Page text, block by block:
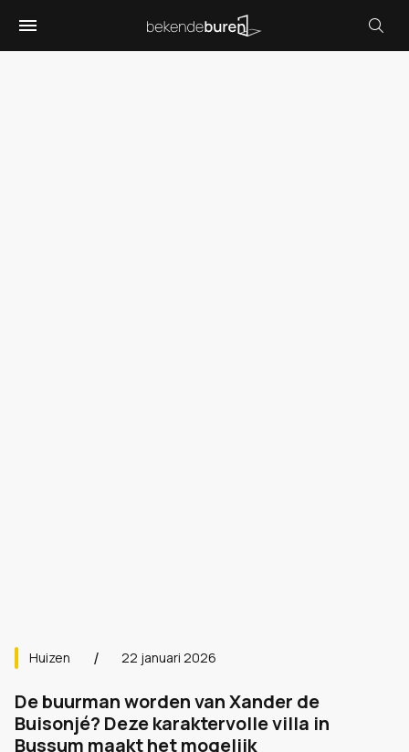
Huizen 22 januari 2026
De buurman worden van Xander de
Buisonjé? Deze karaktervolle villa in
Bussum maakt het mogelijk